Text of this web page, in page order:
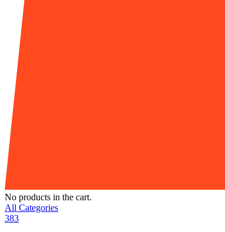
No products in the cart.
All Categories
383